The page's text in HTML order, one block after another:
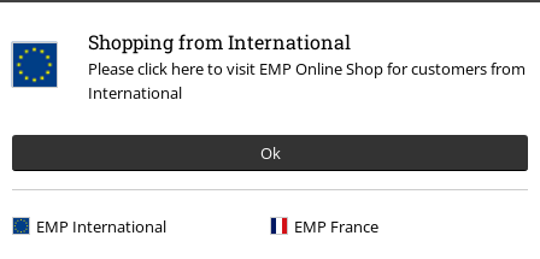
Shopping from International
Please click here to visit EMP Online Shop for customers from
International
Ok
EMP International EMP France